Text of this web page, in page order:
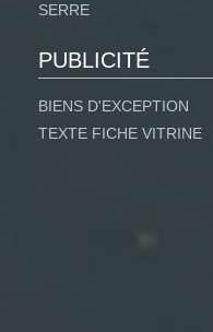
SERRE
PUBLICITÉ
BIENS D'EXCEPTION
TEXTE FICHE VITRINE